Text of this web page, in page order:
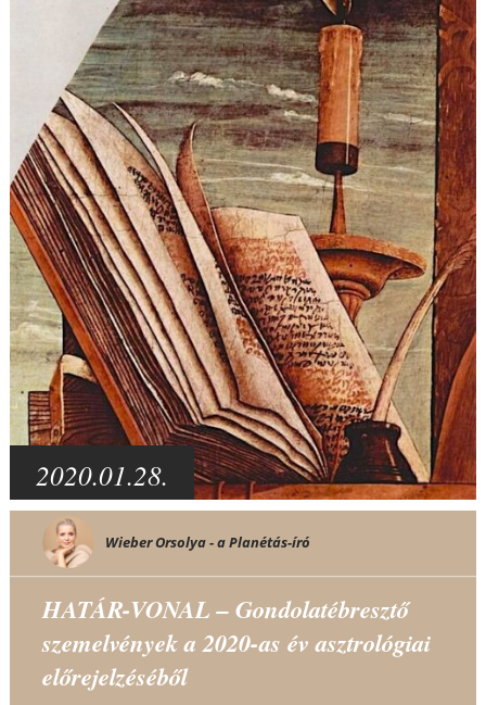
2020.01.28.
Wieber Orsolya - a Planétás-író
HATÁR-VONAL – Gondolatébresztő
szemelvények a 2020-as év asztrológiai
előrejelzéséből